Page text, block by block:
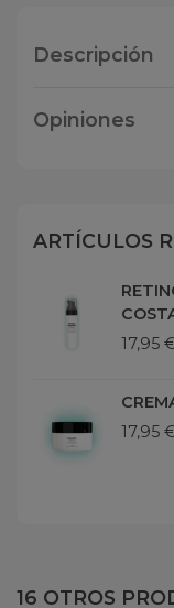
Descripción
Opiniones
ARTÍCULOS
17,95
17,95
16 OTROS